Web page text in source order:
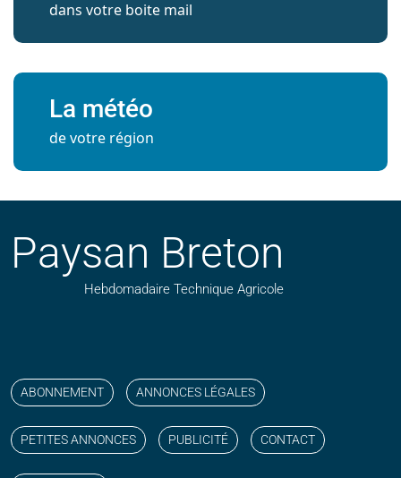
dans votre boite mail
La météo
de votre région
Paysan Breton
Hebdomadaire Technique Agricole
ABONNEMENT ANNONCES LÉGALES
PETITES ANNONCES PUBLICITÉ CONTACT